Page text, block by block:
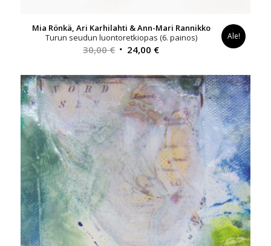
Mia Rönkä, Ari Karhilahti & Ann-Mari Rannikko
Turun seudun luontoretkiopas (6. painos)
30,00€ Alkuperäinen
oli:
30,00 €.
24,00 €Nykyinen
on:
24,00 €.
Ale!